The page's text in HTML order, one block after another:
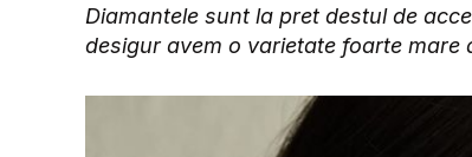
Diamantele sunt la pret destul de
desigur avem o varietate foarte mare